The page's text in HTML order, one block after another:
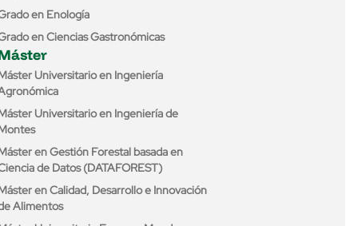
en Enología
en Ciencias Gastronómicas
Universitario en Ingeniería
Universitario en Ingeniería de
en Gestión Forestal basada en
de Datos (DATAFOREST)
en Calidad, Desarrollo e Innovación
Alimentos